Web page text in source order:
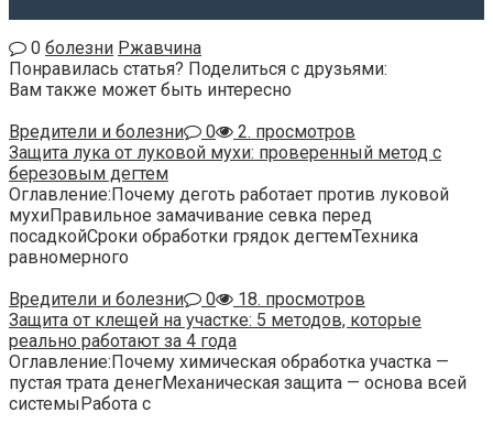
0 болезни Ржавчина
Понравилась статья? Поделиться с друзьями:
Вам также может быть интересно
Вредители и болезни
0
2. просмотров
Защита лука от луковой мухи: проверенный метод с
березовым дегтем
Оглавление:Почему деготь работает против луковой
мухиПравильное замачивание севка перед
посадкойСроки обработки грядок дегтемТехника
равномерного
Вредители и болезни
0
18. просмотров
Защита от клещей на участке: 5 методов, которые
реально работают за 4 года
Оглавление:Почему химическая обработка участка —
пустая трата денегМеханическая защита — основа всей
системыРабота с